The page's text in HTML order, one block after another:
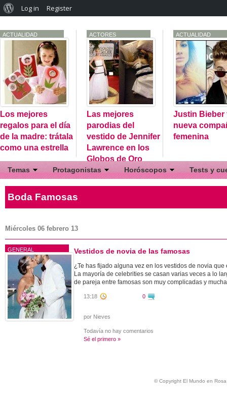
ACTUALIDAD
Los mejores
regalos para el día
de la madre: trátala
como una estrella
ACTORES
ACTORES USA
ACTUALIDAD
CURIOSIDADES
Las mejores
parodias del
vestido de Jennifer
Lawrence en los
Globos de Oro
ACTUALIDAD
Justin Bieber
nueva
femenina
Temas
Actores
Famosos
Galería
Juegos on-line
Películas
Series
Protagonistas
Justin Bieber
Demi Lovato
Robert Pattinson
Kristen Stewart
Joe Jonas
Horóscopos
Compatibilidad signos
Tests y
Test de
Boda Famosas
Miércoles 06 febrero 13
GENERAL Vestidos de novia de las famosas
¿Te has fijado alguna vez en los vestidos de novia
La mayoría de celebrities se casan varias veces a lo
de pareja entre famosas son muy complicadas y
13:18 0
por Nieves
Todavía no hay comentarios
Sé el primero »
© Copyright El Mundo en
Log in Register